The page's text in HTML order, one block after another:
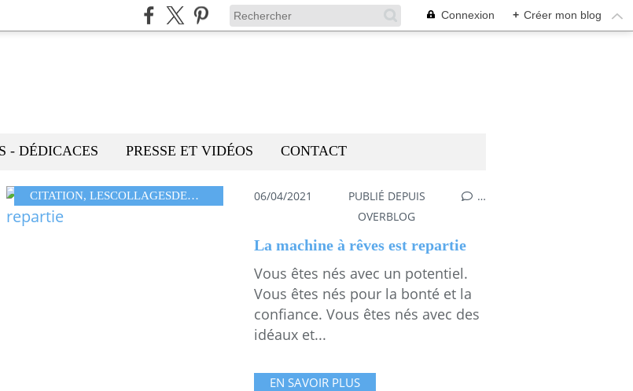
Connexion + Créer mon blog
- DÉDICACES PRESSE ET VIDÉOS CONTACT
CITATION, LESCOLLAGESDEMMAMESSANA 06/04/2021
PUBLIÉ DEPUIS
OVERBLOG
…
La machine à rêves est repartie
Vous êtes nés avec un potentiel.
Vous êtes nés pour la bonté et la
confiance. Vous êtes nés avec des
idéaux et...
EN SAVOIR PLUS